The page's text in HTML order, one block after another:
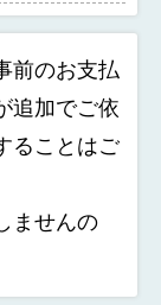
前のお支払
追加でご依
ることはご
ませんの